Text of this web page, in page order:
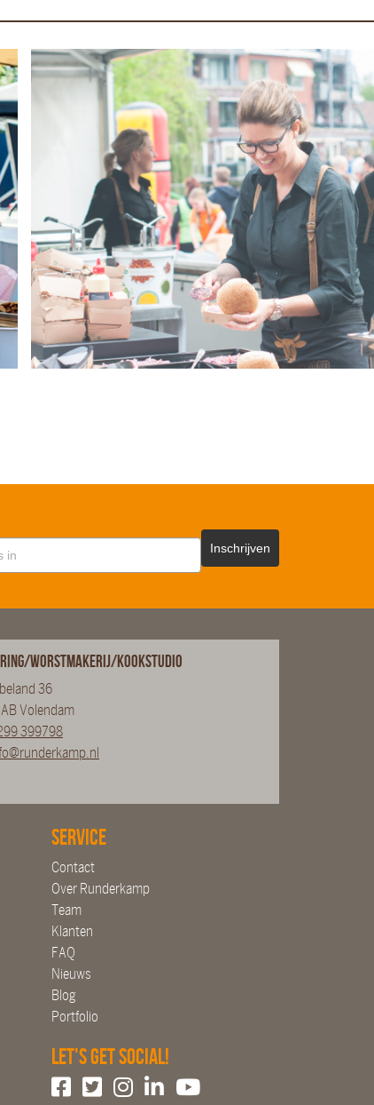
Inschrijven
Worstmakerij/Kookstudio
36
AB Volendam
399798
Service
Contact
Over Runderkamp
Team
Klanten
FAQ
Nieuws
Blog
Portfolio
Let's get social!